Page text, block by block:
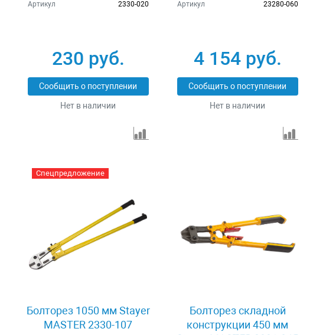
Артикул
2330-020
230 руб.
Сообщить о поступлении
Нет в наличии
Артикул
23280-060
4 154 руб.
Сообщить о поступлении
Нет в наличии
Спецпредложение
Болторез 1050 мм Stayer
MASTER 2330-107
Болторез складной
конструкции 450 мм